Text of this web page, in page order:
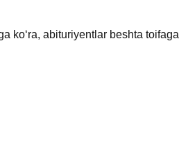
koʻra, abituriyentlar beshta toifaga